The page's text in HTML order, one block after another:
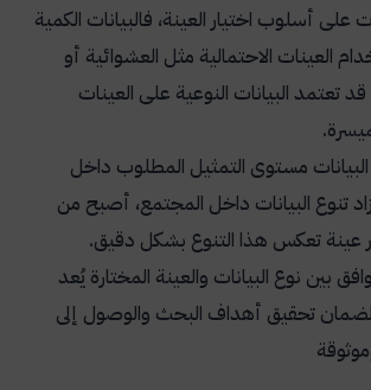
على أسلوب اختيار العينة، فالبيانات الكمية
العينات الاحتمالية مثل العشوائية أو
قد تعتمد البيانات النوعية على العينات
مستوى التمثيل المطلوب داخل
زاد تنوع البيانات داخل المجتمع، أصبح من
عينة تعكس هذا التنوع بشكل دقيق.
بين نوع البيانات والعينة المختارة يُعد
لضمان تحقيق أهداف البحث والوصول إلى